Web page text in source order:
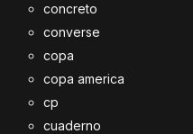
concreto
converse
copa
copa america
cp
cuaderno